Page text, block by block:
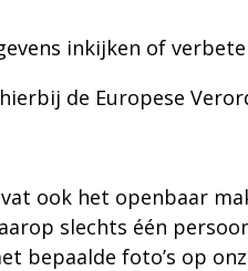
inkijken of
de Europese
ook het openbaar
slechts één
bepaalde foto’s op